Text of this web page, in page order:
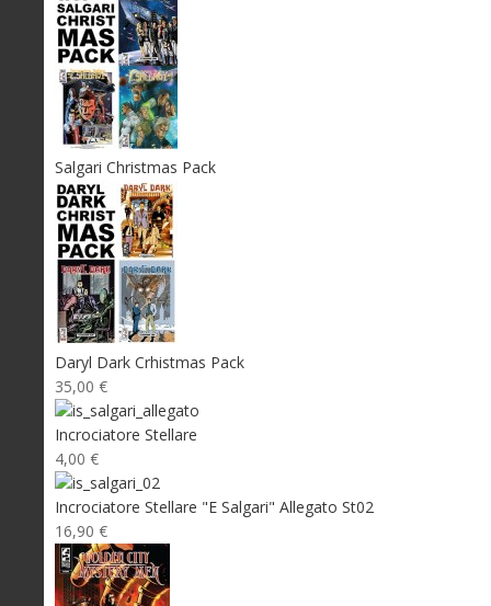
Salgari Christmas Pack
Daryl Dark Crhistmas Pack
35,00 €
Incrociatore Stellare
4,00 €
Incrociatore Stellare "E Salgari" Allegato St02
16,90 €